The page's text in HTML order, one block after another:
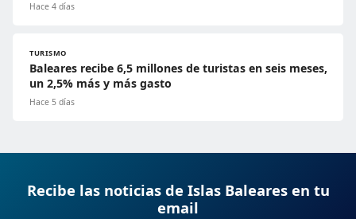
Hace 4 días
TURISMO
Baleares recibe 6,5 millones de turistas en seis meses,
un 2,5% más y más gasto
Hace 5 días
Recibe las noticias de Islas Baleares en tu
email